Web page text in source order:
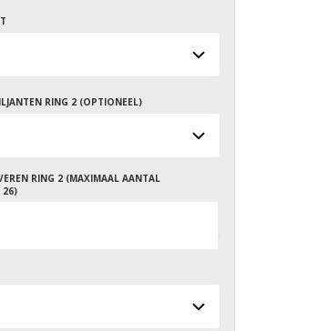
RING 2 (OPTIONEEL)
RING 2 (MAXIMAAL AANTAL
26)